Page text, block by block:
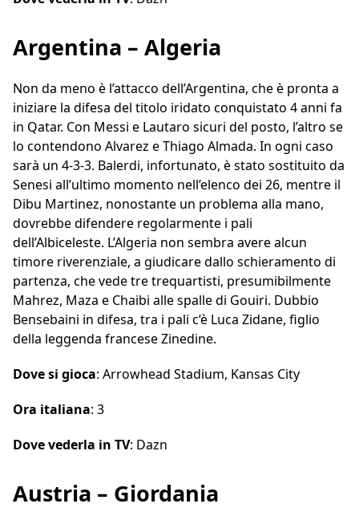
Argentina – Algeria
Non da meno è l’attacco dell’Argentina, che è pronta a
iniziare la difesa del titolo iridato conquistato 4 anni fa
in Qatar. Con Messi e Lautaro sicuri del posto, l’altro se
lo contendono Alvarez e Thiago Almada. In ogni caso
sarà un 4-3-3. Balerdi, infortunato, è stato sostituito da
Senesi all’ultimo momento nell’elenco dei 26, mentre il
Dibu Martinez, nonostante un problema alla mano,
dovrebbe difendere regolarmente i pali
dell’Albiceleste. L’Algeria non sembra avere alcun
timore riverenziale, a giudicare dallo schieramento di
partenza, che vede tre trequartisti, presumibilmente
Mahrez, Maza e Chaibi alle spalle di Gouiri. Dubbio
Bensebaini in difesa, tra i pali c’è Luca Zidane, figlio
della leggenda francese Zinedine.
Dove si gioca: Arrowhead Stadium, Kansas City
Ora italiana: 3
Dove vederla in TV: Dazn
Austria – Giordania